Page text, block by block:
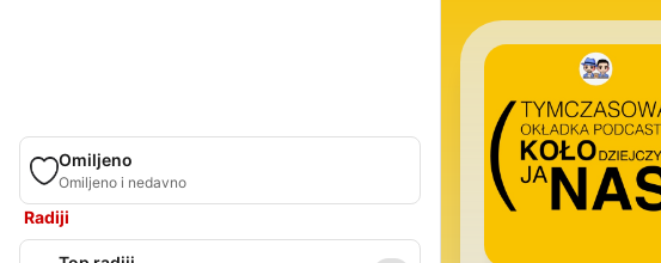
Omiljeno
Omiljeno i nedavno
Radiji